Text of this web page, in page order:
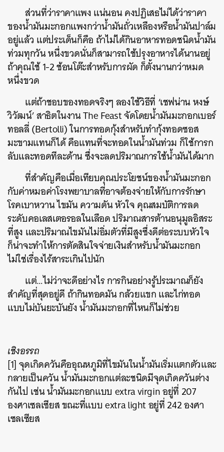
ส่วนที่ว่าราคาแพง แน่นอน คงปฏิเสธไม่ได้ว่าราคา
ของน้ำมันมะกอกแพงกว่าน้ำมันถั่วเหลืองหรือน้ำมันปาล์ม
อยู่แล้ว แต่ประเด็นก็คือ ถ้าไม่ได้กินอาหารทอดชนิดน้ำมัน
ท่วมทุกวัน หนึ่งขวดนั่นก็สามารถใช้ปรุงอาหารได้นานอยู่
ถ้าคุณใช้ 1-2 ช้อนโต๊ะสำหรับการผัด ก็ตั้งนานกว่าหมด
หนึ่งขวด
แต่ถ้าชอบของทอดจริงๆ ลองใช้วิธีที่ ‘เชฟน่าน หงษ์
วิวัฒน์’ สาธิตในงาน The Feast จัดโดยน้ำมันมะกอกเบอร์
ทอลลี่ (Bertolli) ในการทอดกุ้งสำหรับทำกุ้งทอดซอส
มะขามแทนก็ได้ คือแทนที่จะทอดในน้ำมันท่วม ก็ใช้การก
ลับและทอดทีละด้าน ซึ่งจะลดปริมาณการใช้น้ำมันได้มาก
ที่สำคัญคือเมื่อเทียบคุณประโยชน์ของน้ำมันมะกอก
กับค่าหมอค่าโรงพยาบาลที่อาจต้องจ่ายให้กับการรักษา
โรคเบาหวาน ไขมัน ความดัน หัวใจ คุณสมบัติการลด
ระดับคอเลสเตอรอลในเลือด ปริมาณสารต้านอนุมูลอิสระ
ที่สูง และปริมาณไขมันไม่อิ่มตัวที่มีสูงซึ่งดีต่อระบบหัวใจ
ก็น่าจะทำให้การตัดสินใจจ่ายเงินสำหรับน้ำมันมะกอก
ไม่ใช่เรื่องไร้สาระเกินไปนัก
แต่…ไม่ว่าจะดีอย่างไร การกินอย่างรู้ประมาณก็ยัง
สำคัญที่สุดอยู่ดี ถ้ากินทอดมัน กล้วยแขก และไก่ทอด
แบบไม่บันยะบันยัง น้ำมันมะกอกที่ไหนก็ไม่ช่วย
เชิงอรรถ
[1] จุดเกิดควันคืออุณหภูมิที่ไขมันในน้ำมันเริ่มแตกตัวและ
กลายเป็นควัน น้ำมันมะกอกแต่ละชนิดมีจุดเกิดควันต่าง
กันไป เช่น น้ำมันมะกอกแบบ extra virgin อยู่ที่ 207
องศาเซลเซียส ขณะที่แบบ extra light อยู่ที่ 242 องศา
เซลเซียส